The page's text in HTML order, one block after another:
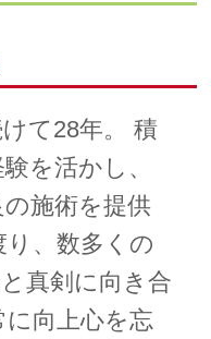
て28年。 積
を活かし、
施術を提供
、数多くの
真剣に向き合
向上心を忘